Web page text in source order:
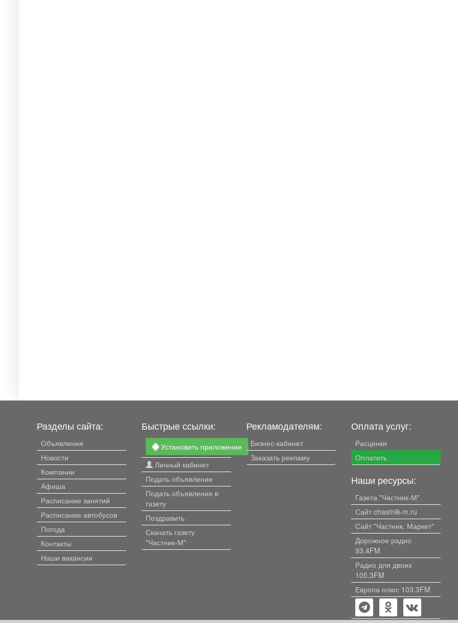
Разделы сайта:
Объявления
Новости
Компании
Афиша
Расписание занятий
Расписание автобусов
Погода
Контакты
Наши вакансии
Быстрые ссылки:
Установить приложение
Личный кабинет
Подать объявление
Подать объявление в
газету
Поздравить
Скачать газету
"Частник-М"
Рекламодателям:
Бизнес-кабинет
Заказать рекламу
Оплата услуг:
Расценки
Оплатить
Наши ресурсы:
Газета "Частник-М"
Сайт chastnik-m.ru
Сайт "Частник. Маркет"
Дорожное радио
93.4FM
Радио для двоих
105.3FM
Европа плюс 103.3FM